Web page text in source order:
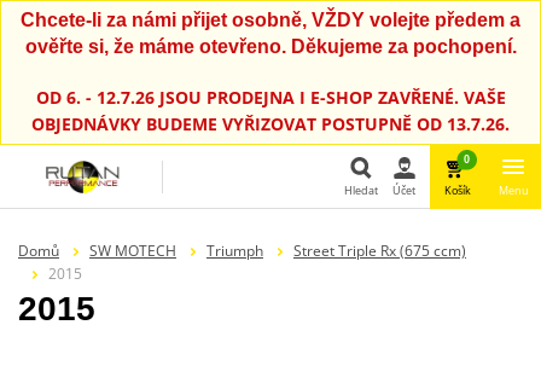
Chcete-li za námi přijet osobně, VŽDY volejte předem a
ověřte si, že máme otevřeno. Děkujeme za pochopení.
OD 6. - 12.7.26 JSOU PRODEJNA I E-SHOP ZAVŘENÉ. VAŠE
OBJEDNÁVKY BUDEME VYŘIZOVAT POSTUPNĚ OD 13.7.26.
Hledat
Hledat Účet
0
Košík Menu
Domů SW MOTECH Triumph
Street Triple Rx (675 ccm)
2015
2015